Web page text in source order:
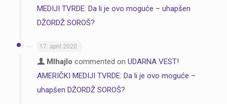
MEDIJI TVRDE: Da li je ovo moguće – uhapšen
DŽORDŽ SOROŠ?
17. april 2020.
MIhajlo commented on UDARNA VEST!
AMERIČKI MEDIJI TVRDE: Da li je ovo moguće –
uhapšen DŽORDŽ SOROŠ?